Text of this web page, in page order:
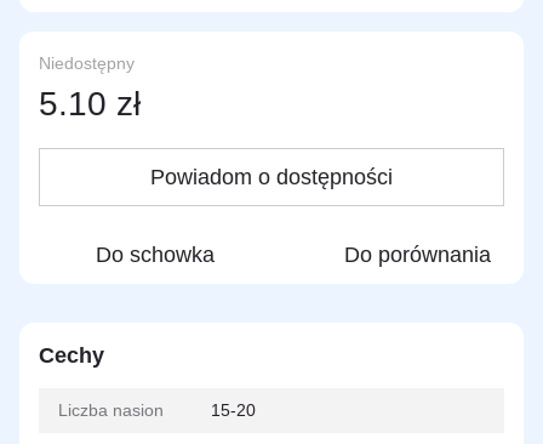
Niedostępny
5.10 zł
Powiadom o dostępności
Do schowka Do porównania
Cechy
Liczba nasion 15-20